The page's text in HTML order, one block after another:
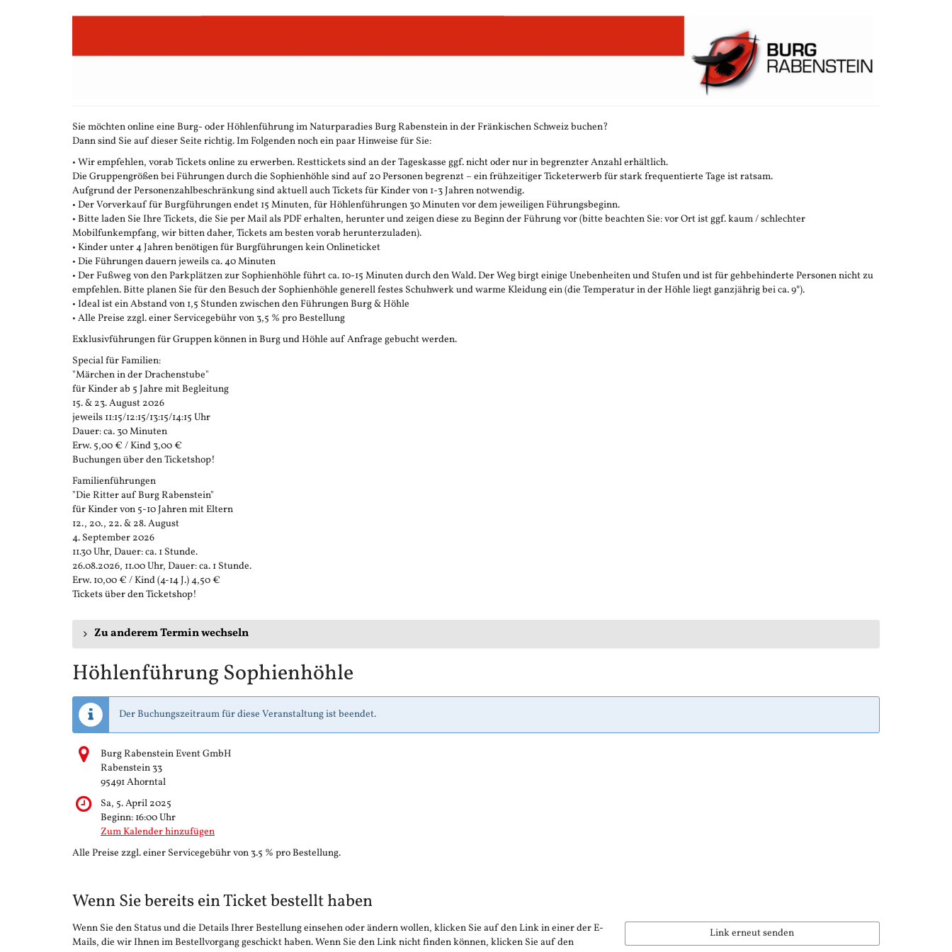
Sie möchten online eine Burg- oder Höhlenführung im Naturparadies Burg Rabenstein in der Fränkischen Schweiz buchen?
Dann sind Sie auf dieser Seite richtig. Im Folgenden noch ein paar Hinweise für Sie:
• Wir empfehlen, vorab Tickets online zu erwerben. Resttickets sind an der Tageskasse ggf. nicht oder nur in begrenzter Anzahl erhältlich.
Die Gruppengrößen bei Führungen durch die Sophienhöhle sind auf 20 Personen begrenzt – ein frühzeitiger Ticketerwerb für stark frequentierte Tage ist ratsam.
Aufgrund der Personenzahlbeschränkung sind aktuell auch Tickets für Kinder von 1-3 Jahren notwendig.
• Der Vorverkauf für Burgführungen endet 15 Minuten, für Höhlenführungen 30 Minuten vor dem jeweiligen Führungsbeginn.
• Bitte laden Sie Ihre Tickets, die Sie per Mail als PDF erhalten, herunter und zeigen diese zu Beginn der Führung vor (bitte beachten Sie: vor Ort ist ggf. kaum / schlechter
Mobilfunkempfang, wir bitten daher, Tickets am besten vorab herunterzuladen).
• Kinder unter 4 Jahren benötigen für Burgführungen kein Onlineticket
• Die Führungen dauern jeweils ca. 40 Minuten
• Der Fußweg von den Parkplätzen zur Sophienhöhle führt ca. 10-15 Minuten durch den Wald. Der Weg birgt einige Unebenheiten und Stufen und ist für gehbehinderte Personen nicht zu
empfehlen. Bitte planen Sie für den Besuch der Sophienhöhle generell festes Schuhwerk und warme Kleidung ein (die Temperatur in der Höhle liegt ganzjährig bei ca. 9°).
• Ideal ist ein Abstand von 1,5 Stunden zwischen den Führungen Burg & Höhle
• Alle Preise zzgl. einer Servicegebühr von 3,5 % pro Bestellung
Exklusivführungen für Gruppen können in Burg und Höhle auf Anfrage gebucht werden.
Special für Familien:
"Märchen in der Drachenstube"
für Kinder ab 5 Jahre mit Begleitung
15. & 23. August 2026
jeweils 11:15/12:15/13:15/14:15 Uhr
Dauer: ca. 30 Minuten
Erw. 5,00 € / Kind 3,00 €
Buchungen über den Ticketshop!
Familienführungen
"Die Ritter auf Burg Rabenstein"
für Kinder von 5-10 Jahren mit Eltern
12., 20., 22. & 28. August
4. September 2026
11.30 Uhr, Dauer: ca. 1 Stunde.
26.08.2026, 11.00 Uhr, Dauer: ca. 1 Stunde.
Erw. 10,00 € / Kind (4-14 J.) 4,50 €
Tickets über den Ticketshop!
Zu anderem Termin wechseln
Höhlenführung Sophienhöhle
Der Buchungszeitraum für diese Veranstaltung ist beendet.
Burg Rabenstein Event GmbH
Rabenstein 33
95491 Ahorntal
Sa, 5. April 2025
Beginn: 16:00Uhr
Zum Kalender hinzufügen
Alle Preise zzgl. einer Servicegebühr von 3.5 % pro Bestellung.
Wenn Sie bereits ein Ticket bestellt haben
Wenn Sie den Status und die Details Ihrer Bestellung einsehen oder ändern wollen, klicken Sie auf den Link in einer der E-
Mails, die wir Ihnen im Bestellvorgang geschickt haben. Wenn Sie den Link nicht finden können, klicken Sie auf den
Link erneut senden